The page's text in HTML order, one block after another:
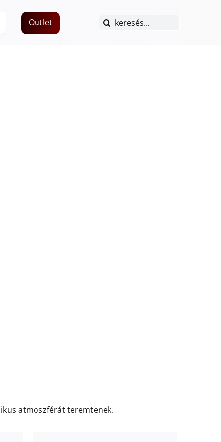
Outlet Keresés...
atmoszférát teremtenek.